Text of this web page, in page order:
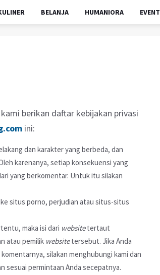
BELANJA HUMANIORA EVENT
berikan daftar kebijakan privasi
ini:
dan karakter yang berbeda, dan
karenanya, setiap konsekuensi yang
yang berkomentar. Untuk itu silakan
ke situs porno, perjudian atau situs-situs
maka isi dari websitetertaut
atau pemilik websitetersebut. Jika Anda
silakan menghubungi kami dan
sesuai permintaan Anda secepatnya.